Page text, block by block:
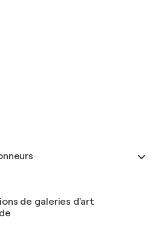
de galeries d'art